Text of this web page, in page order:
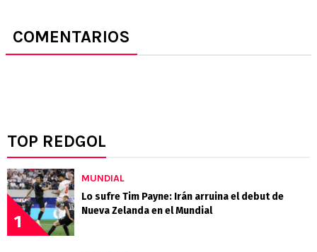
COMENTARIOS
TOP REDGOL
1
MUNDIAL
Lo sufre Tim Payne: Irán arruina el debut de
Nueva Zelanda en el Mundial